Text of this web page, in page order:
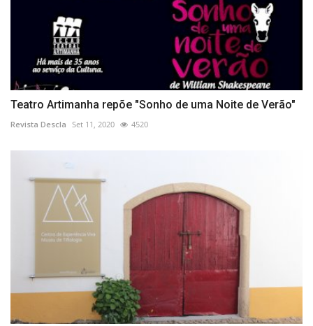
Teatro Artimanha repõe "Sonho de uma Noite de Verão"
Revista Descla Set 11, 2020 4520